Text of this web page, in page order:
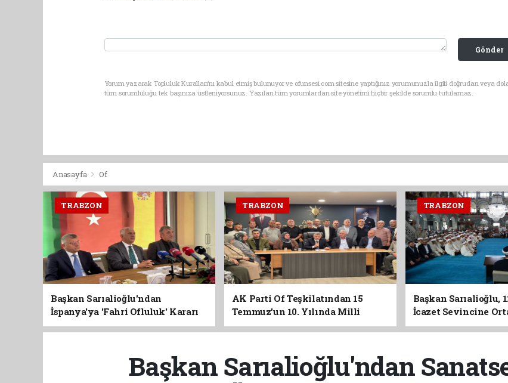
Gönder
Yorum yazarak Topluluk Kuralları’nı kabul etmiş bulunuyor ve ofunsesi.com sitesine yaptığınız yorumunuzla ilgili doğrudan veya
tüm sorumluluğu tek başınıza üstleniyorsunuz. Yazılan tüm yorumlardan site yönetimi hiçbir şekilde sorumlu tutulamaz.
Anasayfa Of
TRABZON
Başkan Sarıalioğlu'ndan
İspanya'ya 'Fahri Ofluluk' Kararı
TRABZON
AK Parti Of Teşkilatından 15
Temmuz'un 10. Yılında Milli
Birlik Vurgusu
TRABZON
Başkan Sarıalioğlu,
İcazet Sevincine
Başkan Sarıalioğlu'ndan